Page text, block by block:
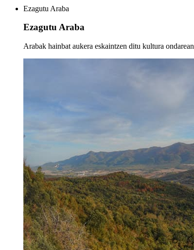
Ezagutu Araba
Ezagutu Araba
Arabak hainbat aukera eskaintzen ditu kultura